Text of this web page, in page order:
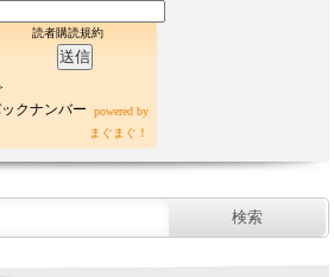
読者購読規約
クナンバー
powered by
まぐまぐ！